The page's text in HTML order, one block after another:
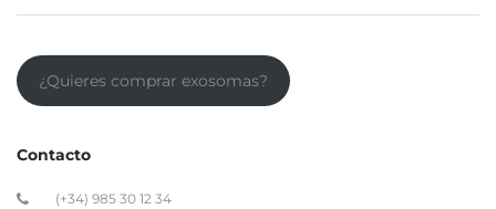
¿Quieres comprar exosomas?
Contacto
(+34) 985 30 12 34